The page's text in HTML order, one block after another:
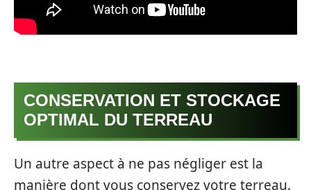
CONSERVATION ET STOCKAGE
OPTIMAL DU TERREAU
Un autre aspect à ne pas négliger est la
manière dont vous conservez votre terreau.